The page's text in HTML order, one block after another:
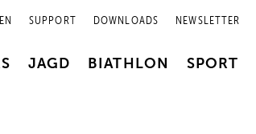
SUPPORT DOWNLOADS NEWSLETTER
JAGD BIATHLON SPORT